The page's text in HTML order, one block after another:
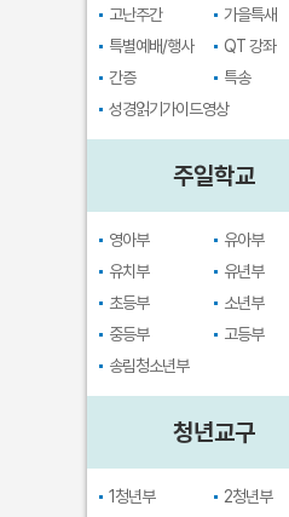
고난주간
가을특새
특별예배/행사
QT 강좌
간증
특송
성경읽기가이드영상
주일학교
영아부
유아부
유치부
유년부
초등부
소년부
중등부
고등부
송림청소년부
청년교구
1청년부
2청년부